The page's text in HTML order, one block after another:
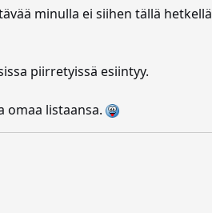
minulla ei siihen tällä hetkellä
piirretyissä esiintyy.
omaa listaansa.